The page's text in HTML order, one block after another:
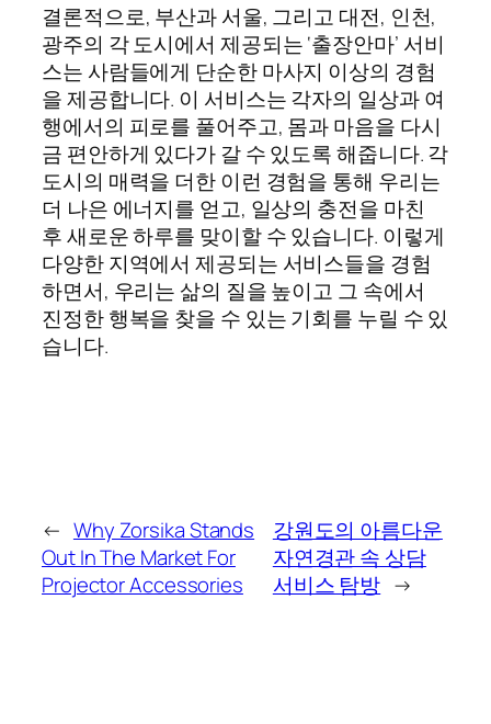
결론적으로, 부산과 서울, 그리고 대전, 인천,
광주의 각 도시에서 제공되는 ‘출장안마’ 서비
스는 사람들에게 단순한 마사지 이상의 경험
을 제공합니다. 이 서비스는 각자의 일상과 여
행에서의 피로를 풀어주고, 몸과 마음을 다시
금 편안하게 있다가 갈 수 있도록 해줍니다. 각
도시의 매력을 더한 이런 경험을 통해 우리는
더 나은 에너지를 얻고, 일상의 충전을 마친
후 새로운 하루를 맞이할 수 있습니다. 이렇게
다양한 지역에서 제공되는 서비스들을 경험
하면서, 우리는 삶의 질을 높이고 그 속에서
진정한 행복을 찾을 수 있는 기회를 누릴 수 있
습니다.
← Why Zorsika Stands
Out In The Market For
Projector Accessories
강원도의 아름다운
자연경관 속 상담
서비스 탐방 →